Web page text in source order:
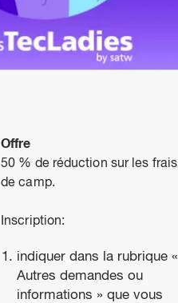
Offre
50 % de réduction sur les frais
de camp.
Inscription:
indiquer dans la rubrique «
Autres demandes ou
informations » que vous